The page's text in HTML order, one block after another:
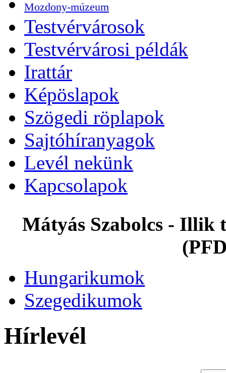
Mozdony-múzeum
Testvérvárosok
Testvérvárosi példák
Irattár
Képöslapok
Szögedi röplapok
Sajtóhíranyagok
Levél nekünk
Kapcsolapok
Mátyás Szabolcs - Illik
Hungarikumok
Szegedikumok
Hírlevél